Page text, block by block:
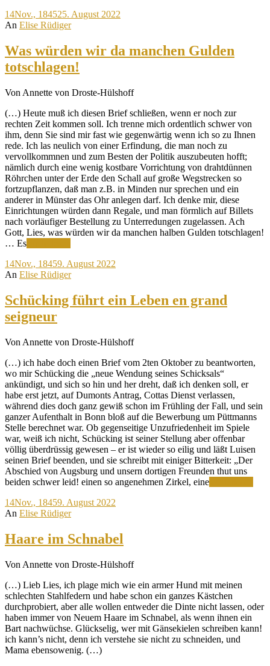
-
14Nov., 184525. August 2022
An Elise Rüdiger
Was würden wir da manchen Gulden
totschlagen!
Von Annette von Droste-Hülshoff
(…) Heute muß ich diesen Brief schließen, wenn er noch zur
rechten Zeit kommen soll. Ich trenne mich ordentlich schwer von
ihm, denn Sie sind mir fast wie gegenwärtig wenn ich so zu Ihnen
rede. Ich las neulich von einer Erfindung, die man noch zu
vervollkommnen und zum Besten der Politik auszubeuten hofft;
nämlich durch eine wenig kostbare Vorrichtung von drahtdünnen
Röhrchen unter der Erde den Schall auf große Wegstrecken so
fortzupflanzen, daß man z.B. in Minden nur sprechen und ein
anderer in Münster das Ohr anlegen darf. Ich denke mir, diese
Einrichtungen würden dann Regale, und man förmlich auf Billets
nach vorläufiger Bestellung zu Unterredungen zugelassen. Ach
Gott, Lies, was würden wir da manchen halben Gulden totschlagen!
… Es
wir
da
Gulden
totschlagen!
14Nov., 18459. August 2022
An Elise Rüdiger
Schücking führt ein Leben en grand
seigneur
Von Annette von Droste-Hülshoff
(…) ich habe doch einen Brief vom 2ten Oktober zu beantworten,
wo mir Schücking die „neue Wendung seines Schicksals“
ankündigt, und sich so hin und her dreht, daß ich denken soll, er
habe erst jetzt, auf Dumonts Antrag, Cottas Dienst verlassen,
während dies doch ganz gewiß schon im Frühling der Fall, und sein
ganzer Aufenthalt in Bonn bloß auf die Bewerbung um Püttmanns
Stelle berechnet war. Ob gegenseitige Unzufriedenheit im Spiele
war, weiß ich nicht, Schücking ist seiner Stellung aber offenbar
völlig überdrüssig gewesen – er ist wieder so eilig und läßt Luisen
seinen Brief beenden, und sie schreibt mit einiger Bitterkeit: „Der
Abschied von Augsburg und unsern dortigen Freunden thut uns
beiden schwer leid! einen so angenehmen Zirkel, eine
14Nov., 18459. August 2022
An Elise Rüdiger
Haare im Schnabel
Von Annette von Droste-Hülshoff
(…) Lieb Lies, ich plage mich wie ein armer Hund mit meinen
schlechten Stahlfedern und habe schon ein ganzes Kästchen
durchprobiert, aber alle wollen entweder die Dinte nicht lassen, oder
haben immer von Neuem Haare im Schnabel, als wenn ihnen ein
Bart nachwüchse. Glückselig, wer mit Gänsekielen schreiben kann!
ich kann’s nicht, denn ich verstehe sie nicht zu schneiden, und
Mama ebensowenig. (…)